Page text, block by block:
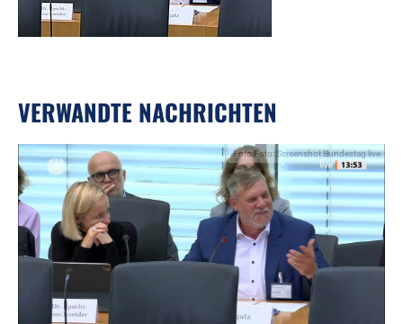
VERWANDTE NACHRICHTEN
Foto:Foto: Screenshot Bundestag live